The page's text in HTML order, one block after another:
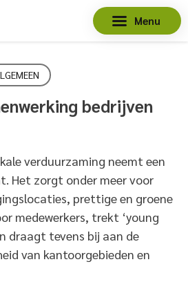
Menu
bedrijven
verduurzaming neemt een
Het zorgt onder meer voor
prettige en groene
medewerkers, trekt ‘young
draagt tevens bij aan de
van kantoorgebieden en